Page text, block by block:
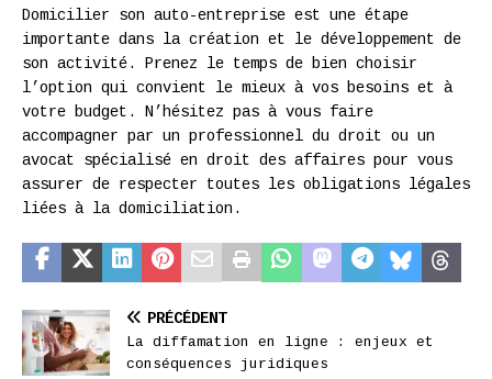
Domicilier son auto-entreprise est une étape
importante dans la création et le développement de
son activité. Prenez le temps de bien choisir
l’option qui convient le mieux à vos besoins et à
votre budget. N’hésitez pas à vous faire
accompagner par un professionnel du droit ou un
avocat spécialisé en droit des affaires pour vous
assurer de respecter toutes les obligations légales
liées à la domiciliation.
PRÉCÉDENT
La diffamation en ligne : enjeux et
conséquences juridiques